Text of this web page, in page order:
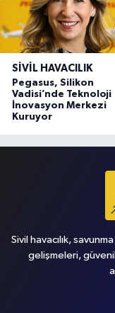
SIVIL HAVACILIK
Pegasus, Silikon
Vadisi’nde Teknoloji
İnovasyon Merkezi
Kuruyor
Sivil havacılık,
gelişmeleri,